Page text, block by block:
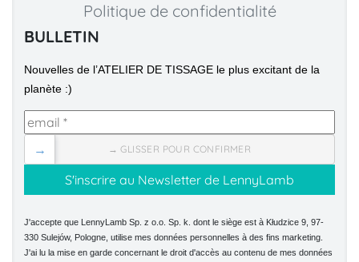
Politique de confidentialité
BULLETIN
Nouvelles de l’ATELIER DE TISSAGE le plus excitant de la
planète :)
→ GLISSER POUR CONFIRMER
→
J'accepte que LennyLamb Sp. z o.o. Sp. k. dont le siège est à Kłudzice 9, 97-
330 Sulejów, Pologne, utilise mes données personnelles à des fins marketing.
J'ai lu la mise en garde concernant le droit d'accès au contenu de mes données